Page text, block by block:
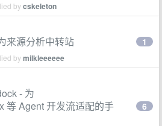
bycskeleton
来源分析中转站
bymilkleeeeee
1
- 为
等 Agent 开发流适配的手
6